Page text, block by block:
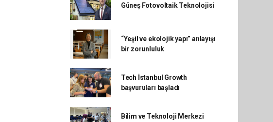
Güneş Fotovoltaik Teknolojisi
“Yeşil ve ekolojik yapı” anlayışı
bir zorunluluk
Tech İstanbul Growth
başvuruları başladı
Bilim ve Teknoloji Merkezi